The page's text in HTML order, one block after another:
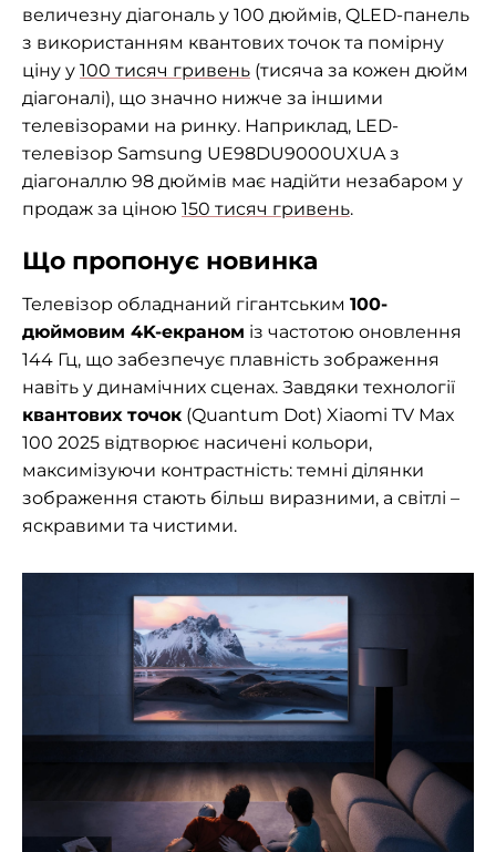
величезну діагональ у 100 дюймів, QLED-панель
з використанням квантових точок та помірну
ціну у 100 тисяч гривень (тисяча за кожен дюйм
діагоналі), що значно нижче за іншими
телевізорами на ринку. Наприклад, LED-
телевізор Samsung UE98DU9000UXUA з
діагоналлю 98 дюймів має надійти незабаром у
продаж за ціною 150 тисяч гривень.
Що пропонує новинка
Телевізор обладнаний гігантським 100-
дюймовим 4K-екраном із частотою оновлення
144 Гц, що забезпечує плавність зображення
навіть у динамічних сценах. Завдяки технології
квантових точок (Quantum Dot) Xiaomi TV Max
100 2025 відтворює насичені кольори,
максимізуючи контрастність: темні ділянки
зображення стають більш виразними, а світлі –
яскравими та чистими.